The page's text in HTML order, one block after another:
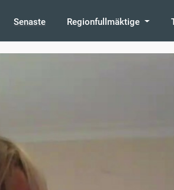
Senaste Regionfullmäktige